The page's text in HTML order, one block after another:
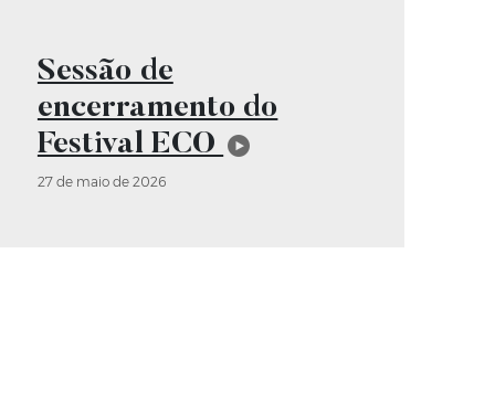
Vídeo
Sessão de
encerramento do
Festival ECO
27 de maio de 2026